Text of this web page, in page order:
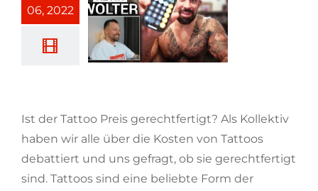
06, 2022
Ist der Tattoo Preis gerechtfertigt? Als Kollektiv
haben wir alle über die Kosten von Tattoos
debattiert und uns gefragt, ob sie gerechtfertigt
sind. Tattoos sind eine beliebte Form der